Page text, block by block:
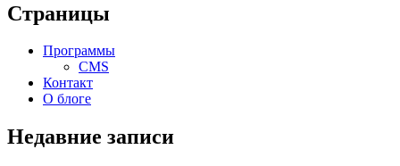
Страницы
Программы
CMS
Контакт
О блоге
Недавние записи